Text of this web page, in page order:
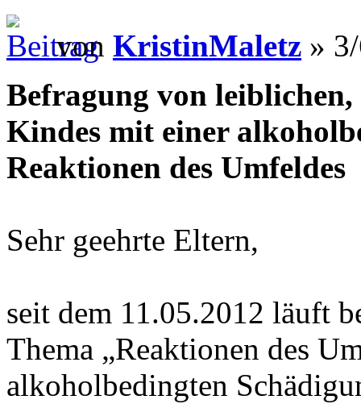
von KristinMaletz »
Befragung von
Kindes mit einer
Reaktionen des Umfeldes
Sehr geehrte Eltern,
seit dem 11.05.2012 läuft
Thema „Reaktionen des
alkoholbedingten